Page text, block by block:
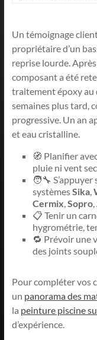
Un témoignage
propriétaire d’un
reprise lourde.
composant a été
traitement époxy au
semaines plus tard,
progressive. Un an
et eau cristalline.
🧭 Planifier
pluie ni vent
🧑‍🔧
systèmesSika,
Cermix,Sopro,
📋 Tenir un
hygrométrie,
🔁 Prévoir une
des joints
Pour compléter vos
un panorama des
la peinture piscine
d’expérience.